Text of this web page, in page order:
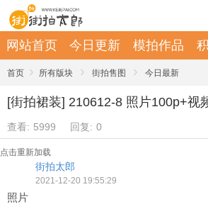
网站首页 今日更新 模拍作品
首页 › 所有版块 › 街拍售图 › 今日最新
[街拍裙装] 210612-8 照片100p+视
查看: 5999 回复: 0
点击重新加载
街拍太郎
2021-12-20 19:55:29
照片